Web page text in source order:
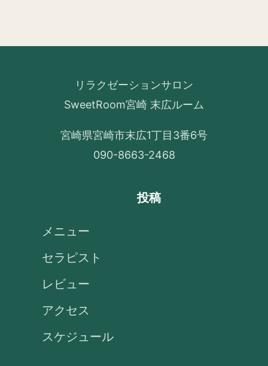
リラクゼーションサロン
SweetRoom宮崎 末広ルーム
宮崎県宮崎市末広1丁目3番6号
090-8663-2468
投稿
メニュー
セラピスト
レビュー
アクセス
スケジュール